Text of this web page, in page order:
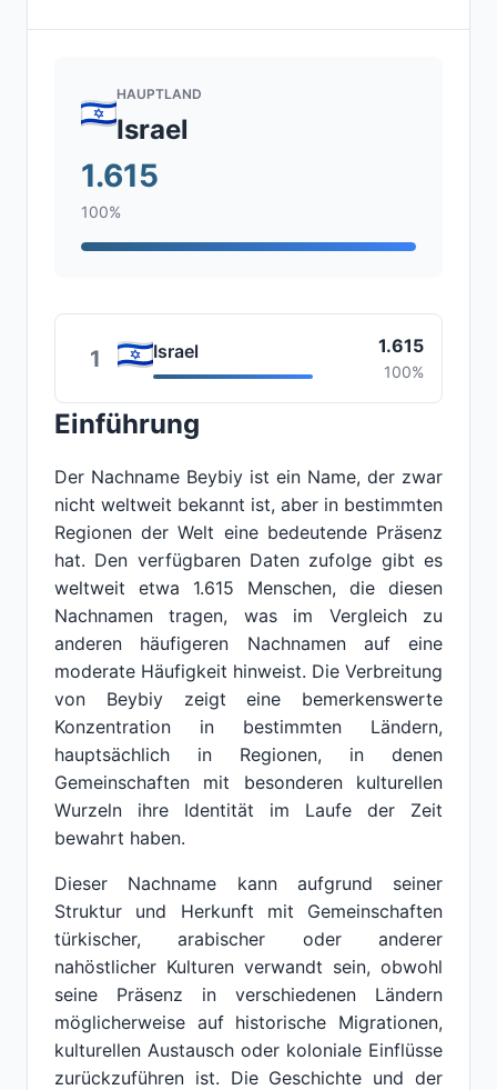
HAUPTLAND
Israel
1.615
100%
1 Israel 1.615
100%
Einführung
Der Nachname Beybiy ist ein Name, der zwar
nicht weltweit bekannt ist, aber in bestimmten
Regionen der Welt eine bedeutende Präsenz
hat. Den verfügbaren Daten zufolge gibt es
weltweit etwa 1.615 Menschen, die diesen
Nachnamen tragen, was im Vergleich zu
anderen häufigeren Nachnamen auf eine
moderate Häufigkeit hinweist. Die Verbreitung
von Beybiy zeigt eine bemerkenswerte
Konzentration in bestimmten Ländern,
hauptsächlich in Regionen, in denen
Gemeinschaften mit besonderen kulturellen
Wurzeln ihre Identität im Laufe der Zeit
bewahrt haben.
Dieser Nachname kann aufgrund seiner
Struktur und Herkunft mit Gemeinschaften
türkischer, arabischer oder anderer
nahöstlicher Kulturen verwandt sein, obwohl
seine Präsenz in verschiedenen Ländern
möglicherweise auf historische Migrationen,
kulturellen Austausch oder koloniale Einflüsse
zurückzuführen ist. Die Geschichte und der